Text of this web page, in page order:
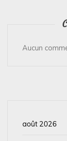
Aucun
août 2026